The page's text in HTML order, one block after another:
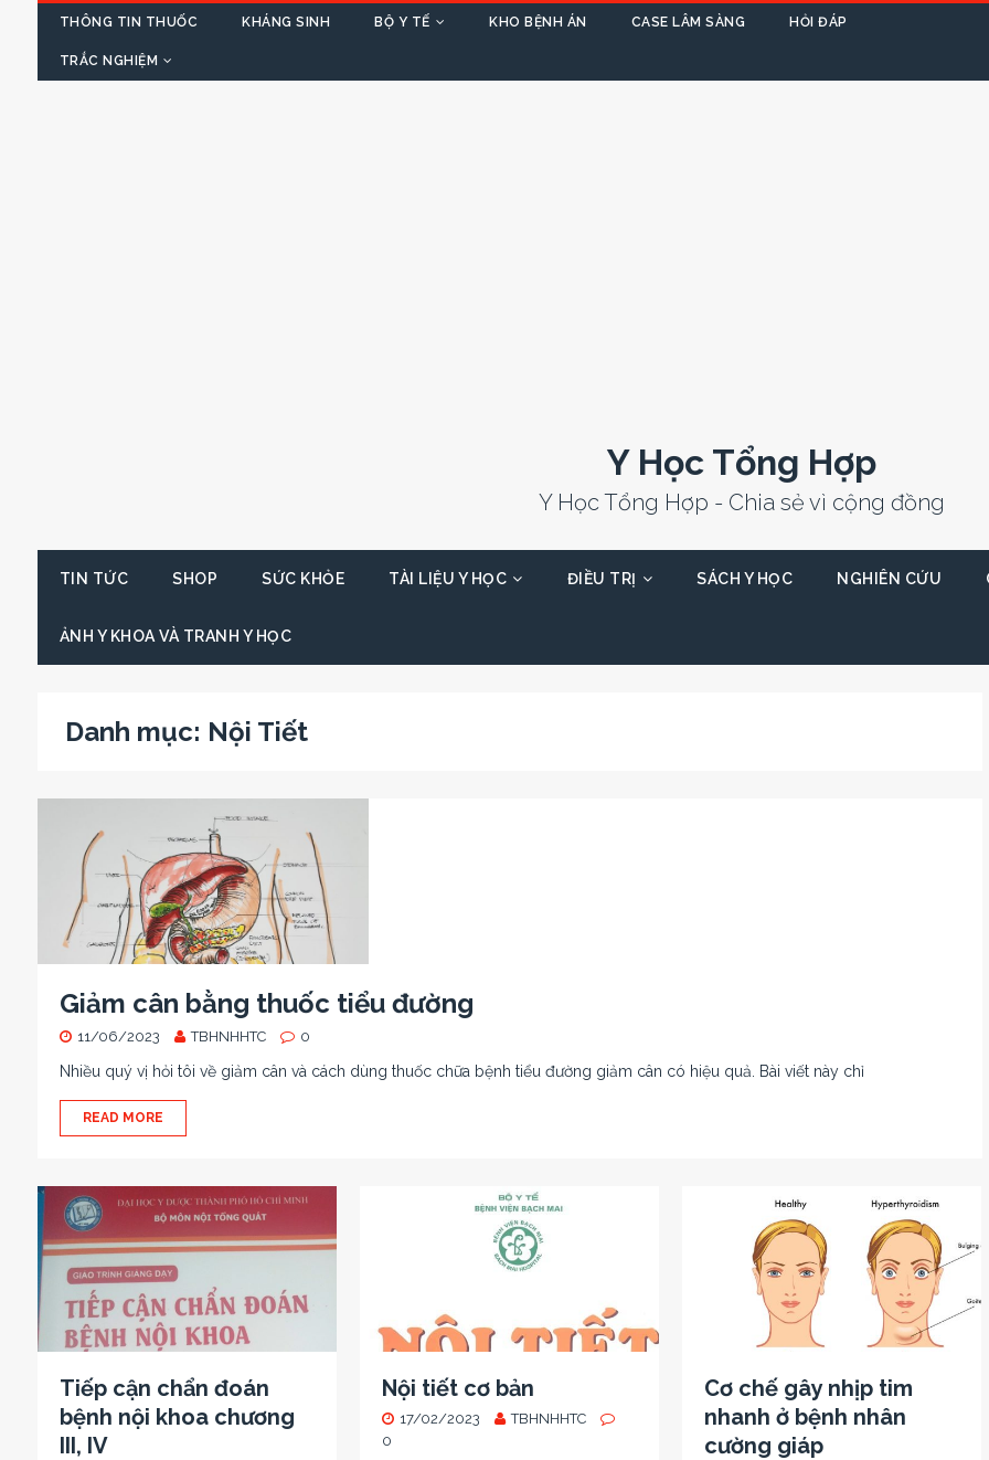
THÔNG TIN THUỐC KHÁNG SINH BỘ Y TẾ KHO BỆNH ÁN CASE LÂM SÀNG HỎI ĐÁP
TRẮC NGHIỆM
Y Học Tổng Hợp
Y Học Tổng Hợp - Chia sẻ vì cộng đồng
TIN TỨC SHOP SỨC KHỎE TÀI LIỆU Y HỌC ĐIỀU TRỊ SÁCH Y HỌC NGHIÊN CỨU
ẢNH Y KHOA VÀ TRANH Y HỌC
Danh mục: Nội Tiết
Giảm cân bằng thuốc tiểu đường
11/06/2023 TBHNHHTC 0
Nhiều quý vị hỏi tôi về giảm cân và cách dùng thuốc chữa bệnh tiểu đường giảm cân có hiệu quả. Bài viết này chỉ
READ MORE
Tiếp cận chẩn đoán
bệnh nội khoa chương
III, IV
Nội tiết cơ bản
17/02/2023
TBHNHHTC
0
Cơ chế gây nhịp tim
nhanh ở bệnh nhân
cường giáp